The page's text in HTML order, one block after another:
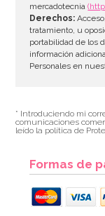
mercadotecnia
Derechos:
tratamiento, u
portabilidad de los
información
Personales en
* Introduciendo mi
comunicaciones
leído la política de
Formas de